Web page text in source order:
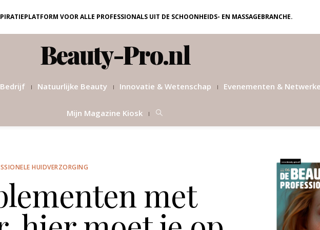
VOOR ALLE PROFESSIONALS UIT DE SCHOONHEIDS- EN MASSAGEBRANCHE.
Beauty-Pro.nl
Natuurlijke Beauty Innovatie & Wetenschap Evenementen &
Mijn Magazine Kiosk
HUIDVERZORGING
met